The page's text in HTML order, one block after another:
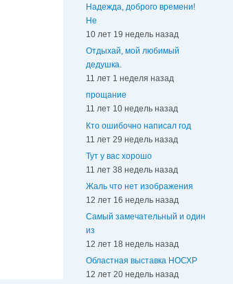
Надежда, доброго времени!
Не
10 лет 19 недель назад
Отдыхай, мой любимый
дедушка.
11 лет 1 неделя назад
прощание
11 лет 10 недель назад
Кто ошибочно написал год
11 лет 29 недель назад
Тут у вас хорошо
11 лет 38 недель назад
Жаль что нет изображения
12 лет 16 недель назад
Самый замечательный и один
из
12 лет 18 недель назад
Областная выставка НОСХР
12 лет 20 недель назад